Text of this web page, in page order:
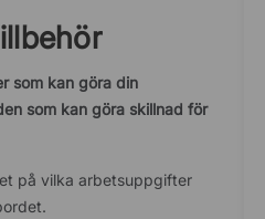
som kan göra din
som kan göra skillnad för
på vilka arbetsuppgifter